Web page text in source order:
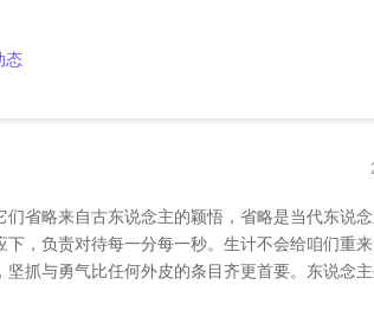
态
省略来自古东说念主的颖悟，省略是当代东说
，负责对待每一分每一秒。生计不会给咱们重
抓与勇气比任何外皮的条目齐更首要。东说念